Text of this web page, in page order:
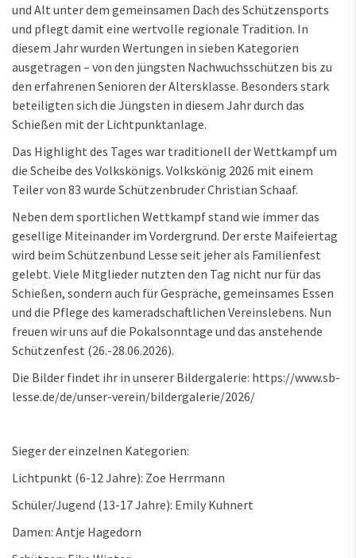
und Alt unter dem gemeinsamen Dach des Schützensports
und pflegt damit eine wertvolle regionale Tradition. In
diesem Jahr wurden Wertungen in sieben Kategorien
ausgetragen – von den jüngsten Nachwuchsschützen bis zu
den erfahrenen Senioren der Altersklasse. Besonders stark
beteiligten sich die Jüngsten in diesem Jahr durch das
Schießen mit der Lichtpunktanlage.
Das Highlight des Tages war traditionell der Wettkampf um
die Scheibe des Volkskönigs. Volkskönig 2026 mit einem
Teiler von 83 wurde Schützenbruder Christian Schaaf.
Neben dem sportlichen Wettkampf stand wie immer das
gesellige Miteinander im Vordergrund. Der erste Maifeiertag
wird beim Schützenbund Lesse seit jeher als Familienfest
gelebt. Viele Mitglieder nutzten den Tag nicht nur für das
Schießen, sondern auch für Gespräche, gemeinsames Essen
und die Pflege des kameradschaftlichen Vereinslebens. Nun
freuen wir uns auf die Pokalsonntage und das anstehende
Schützenfest (26.-28.06.2026).
Die Bilder findet ihr in unserer Bildergalerie: https://www.sb-
lesse.de/de/unser-verein/bildergalerie/2026/
Sieger der einzelnen Kategorien:
Lichtpunkt (6-12 Jahre): Zoe Herrmann
Schüler/Jugend (13-17 Jahre): Emily Kuhnert
Damen: Antje Hagedorn